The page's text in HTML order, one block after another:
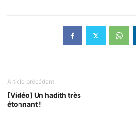
Article précédent
[Vidéo] Un hadith très
étonnant !